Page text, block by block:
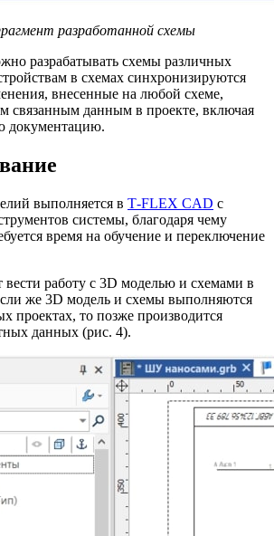
разработанной схемы
разрабатывать схемы различных
в схемах синхронизируются
внесенные на любой схеме,
связанным данным в проекте, включая
документацию.
выполняется в T‑FLEX CAD с
системы, благодаря чему
время на обучение и переключение
вести работу с 3D моделью и схемами в
же 3D модель и схемы выполняются
проектах, то позже производится
данных (рис. 4).